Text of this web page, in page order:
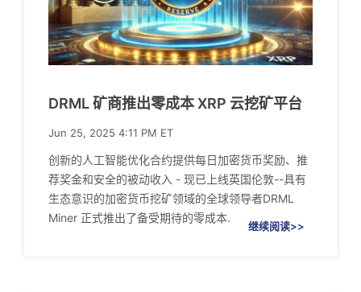
DRML 矿商推出零成本 XRP 云挖矿平台
Jun 25, 2025 4:11 PM ET
创新的人工智能优化合约提供每日加密货币奖励、推
荐奖金和安全的被动收入 - 现已上线英国伦敦--具有
生态意识的加密货币挖矿领域的全球领导者DRML
Miner 正式推出了备受期待的零成本.
继续阅读>>